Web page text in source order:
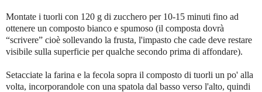
Montate i tuorli con 120 g di zucchero per 10-15 minuti fino ad
ottenere un composto bianco e spumoso (il composta dovrà
“scrivere” cioè sollevando la frusta, l'impasto che cade deve restare
visibile sulla superficie per qualche secondo prima di affondare).
Setacciate la farina e la fecola sopra il composto di tuorli un po' alla
volta, incorporandole con una spatola dal basso verso l'alto, quindi